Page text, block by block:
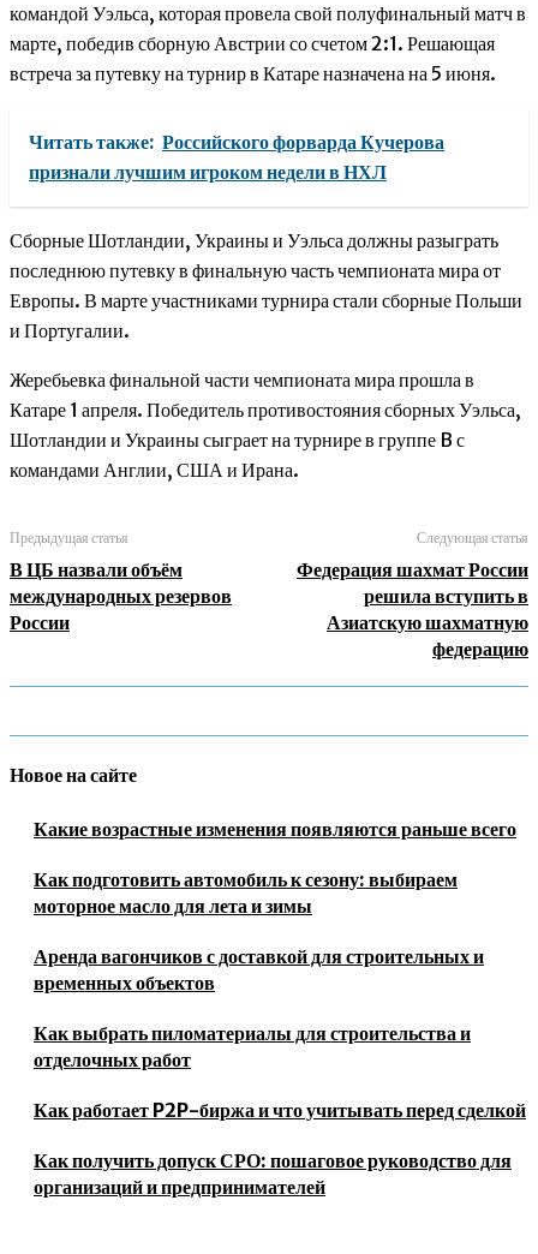
командой Уэльса, которая провела свой полуфинальный матч в
марте, победив сборную Австрии со счетом 2:1. Решающая
встреча за путевку на турнир в Катаре назначена на 5 июня.
Читать также: Российского форварда Кучерова
признали лучшим игроком недели в НХЛ
Сборные Шотландии, Украины и Уэльса должны разыграть
последнюю путевку в финальную часть чемпионата мира от
Европы. В марте участниками турнира стали сборные Польши
и Португалии.
Жеребьевка финальной части чемпионата мира прошла в
Катаре 1 апреля. Победитель противостояния сборных Уэльса,
Шотландии и Украины сыграет на турнире в группе B с
командами Англии, США и Ирана.
Предыдущая статья
В ЦБ назвали объём
международных резервов
России
Следующая статья
Федерация шахмат России
решила вступить в
Азиатскую шахматную
федерацию
Новое на сайте
Какие возрастные изменения появляются раньше всего
Как подготовить автомобиль к сезону: выбираем
моторное масло для лета и зимы
Аренда вагончиков с доставкой для строительных и
временных объектов
Как выбрать пиломатериалы для строительства и
отделочных работ
Как работает P2P-биржа и что учитывать перед сделкой
Как получить допуск СРО: пошаговое руководство для
организаций и предпринимателей